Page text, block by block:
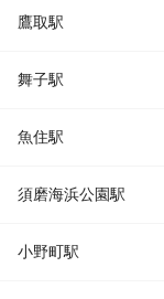
鷹取駅
舞子駅
魚住駅
須磨海浜公園駅
小野町駅